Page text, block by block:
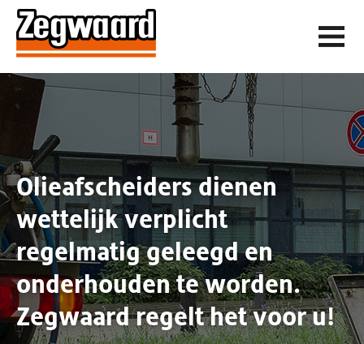
Olieafscheiders dienen
wettelijk verplicht
regelmatig geleegd en
onderhouden te worden.
Zegwaard regelt het voor u!